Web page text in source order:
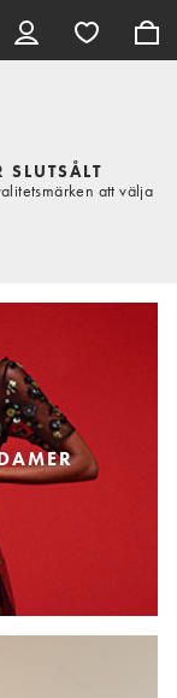
SLUTSÅLT
att välja